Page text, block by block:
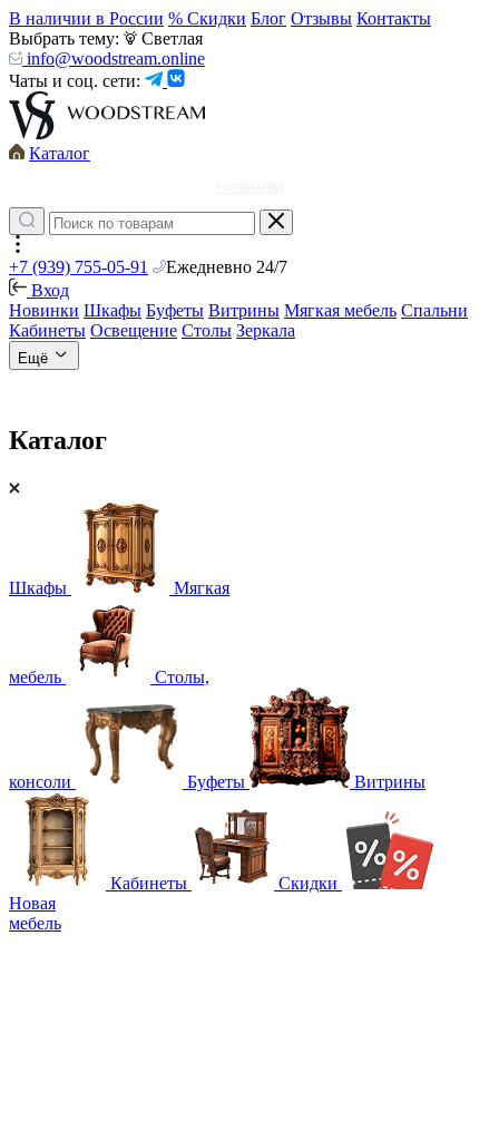
В наличии в России % Скидки Блог Отзывы Контакты
Выбрать тему:
Светлая
info@woodstream.online
Чаты и соц. сети:
Каталог
+7 (939) 755-05-91
Ежедневно 24/7
Вход
Новинки Шкафы Буфеты Витрины Мягкая мебель Спальни
Кабинеты Освещение Столы Зеркала
Ещё
Каталог
Шкафы Мягкая
мебель Столы,
консоли Буфеты Витрины
Кабинеты
Скидки
Новая
мебель